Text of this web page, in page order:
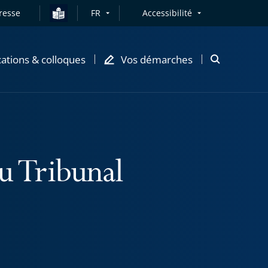
FR Accessibilité
& colloques Vos démarches
Ouvrir
Tribunal